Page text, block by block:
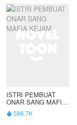
ISTRI PEMBUAT
ONAR SANG MAFIA
KEJAM
 586.7K